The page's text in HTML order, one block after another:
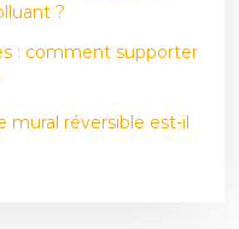
?
: comment supporter
réversible est-il